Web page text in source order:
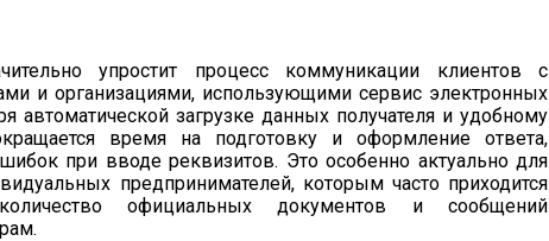
упростит процесс коммуникации клиентов с
и организациями, использующими сервис электронных
автоматической загрузке данных получателя и удобному
время на подготовку и оформление ответа,
при вводе реквизитов. Это особенно актуально для
предпринимателей, которым часто приходится
официальных документов и сообщений